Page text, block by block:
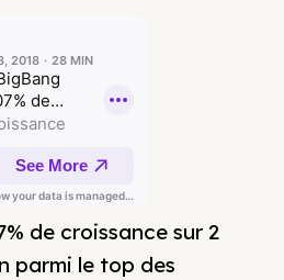
de croissance sur 2
parmi le top des